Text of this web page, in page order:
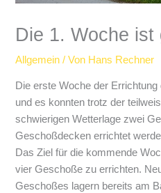
Die 1. Woche ist
Allgemein / Von Hans Rechner
Die erste Woche der
und es konnten trotz der
schwierigen Wetterlage zwei
Geschoßdecken errichtet
Das Ziel für die kommende
vier Geschoße zu errichten.
Geschoßes lagern bereits am